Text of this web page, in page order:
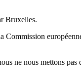
Bruxelles.
Commission
ne nous mettons